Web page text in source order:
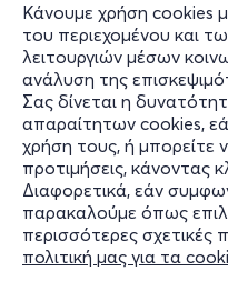
Κάνουμε χρήση cookies
του περιεχομένου και
λειτουργιών μέσων
ανάλυση της
Σας δίνεται η
απαραίτητων cookies,
χρήση τους, ή μπορείτε
προτιμήσεις, κάνοντας
Διαφορετικά, εάν
παρακαλούμε όπως
περισσότερες σχετικές
πολιτική μας για τα
Πληροφορίες
Υποστήριξη
Stay Connected